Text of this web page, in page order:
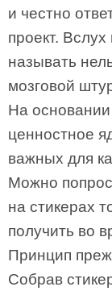
и честно
проект.
называть
мозговой
На
ценностное
важных для
Можно
на стикерах
получить во
Принцип
Собрав